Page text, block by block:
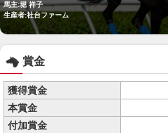
馬主:堀 祥子
生産者:社台ファーム
賞金
獲得賞金
本賞金
付加賞金